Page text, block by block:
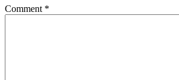
Comment *